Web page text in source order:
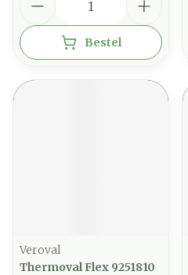
Bestel
Veroval
Thermoval Flex 9251810